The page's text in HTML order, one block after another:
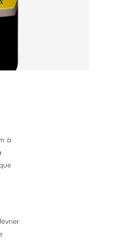
: CE QUE LES
MARGAUX...
à